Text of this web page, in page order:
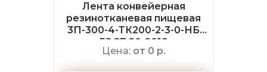
Лента конвейерная
резинотканевая пищевая
3П-300-4-ТК200-2-3-0-НБ
ГОСТ 20-2018
Цена: от 0 р.